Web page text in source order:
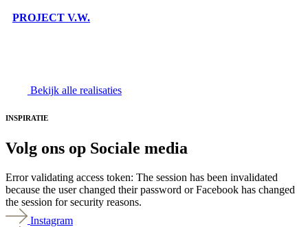
PROJECT V.W.
Bekijk alle realisaties
INSPIRATIE
Volg ons op Sociale media
Error validating access token: The session has been invalidated
because the user changed their password or Facebook has changed
the session for security reasons.
Instagram